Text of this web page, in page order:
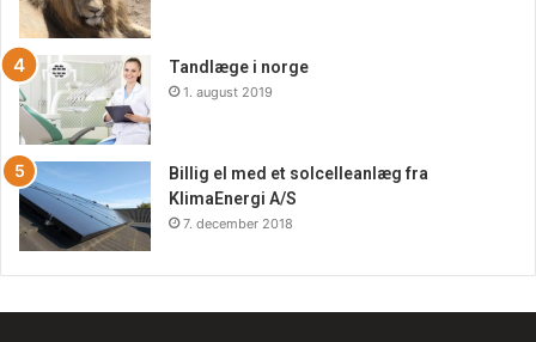
Tandlæge i norge
1. august 2019
Billig el med et solcelleanlæg fra
KlimaEnergi A/S
7. december 2018